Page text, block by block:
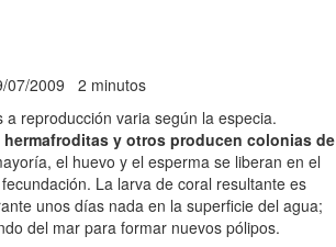
07/2009 2 minutos
a reproducción varia según la especia.
y otros producen colonias de
el huevo y el esperma se liberan en el
La larva de coral resultante es
unos días nada en la superficie del agua;
del mar para formar nuevos pólipos.